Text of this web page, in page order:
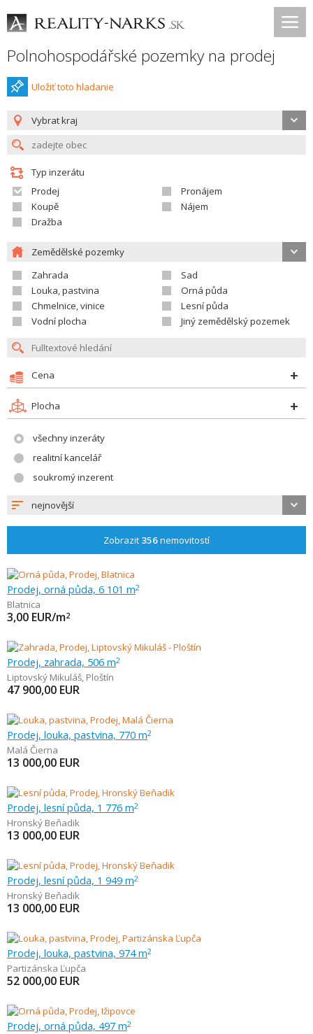
Polnohospodářské pozemky na prodej
Uložiť toto hladanie
Vybrat kraj
Typ inzerátu
Prodej
Pronájem
Koupě
Nájem
Dražba
Zemědělské pozemky
Zahrada
Sad
Louka, pastvina
Orná půda
Chmelnice, vinice
Lesní půda
Vodní plocha
Jiný zemědělský pozemek
Cena
Plocha
všechny inzeráty
realitní kancelář
soukromý inzerent
nejnovější
Zobrazit 356nemovitostí
Prodej, orná půda, 6 101 m2
Blatnica
3,00 EUR/m2
Prodej, zahrada, 506 m2
Liptovský Mikuláš, Ploštín
47 900,00 EUR
Prodej, louka, pastvina, 770 m2
Malá Čierna
13 000,00 EUR
Prodej, lesní půda, 1 776 m2
Hronský Beňadik
13 000,00 EUR
Prodej, lesní půda, 1 949 m2
Hronský Beňadik
13 000,00 EUR
Prodej, louka, pastvina, 974 m2
Partizánska Ľupča
52 000,00 EUR
Prodej, orná půda, 497 m2